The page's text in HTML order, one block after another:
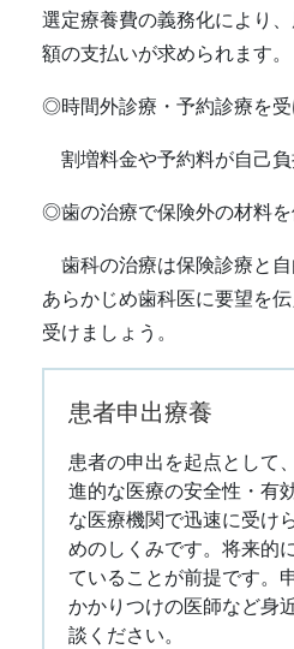
選定療養費の義務化により
額の支払いが求められます。
◎時間外診療・予約診療を受
割増料金や予約料が自己負
◎歯の治療で保険外の材料を
歯科の治療は保険診療と自
あらかじめ歯科医に要望を
受けましょう。
患者申出療養
患者の申出を起点として
進的な医療の安全性・有
な医療機関で迅速に受け
めのしくみです。将来的
ていることが前提です。
かかりつけの医師など身
談ください。